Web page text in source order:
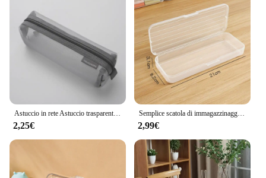
high-quality set for personal use, this cassa orologio
per movimento 7s26 e nh35 is the perfect choice. It
is available for sale at competitive wholesale prices,
making it an attractive option for those looking to
stock up on essential watch repair tools. The set's
versatility and performance make it an
indispensable addition to any toolkit, ensuring that
your watches are always in perfect working order.
2,25€
Semplice scatola di immagazzinaggio di grande capacità astuccio multifunzione trasparente organizzatore da tavolo in plastica per studenti
2,99€